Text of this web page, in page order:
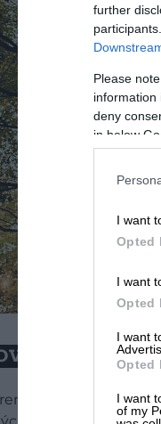
further
Please
information
deny
in below
I want
Opted
I want
Opted
I want
Opted
I want
of my
sú na